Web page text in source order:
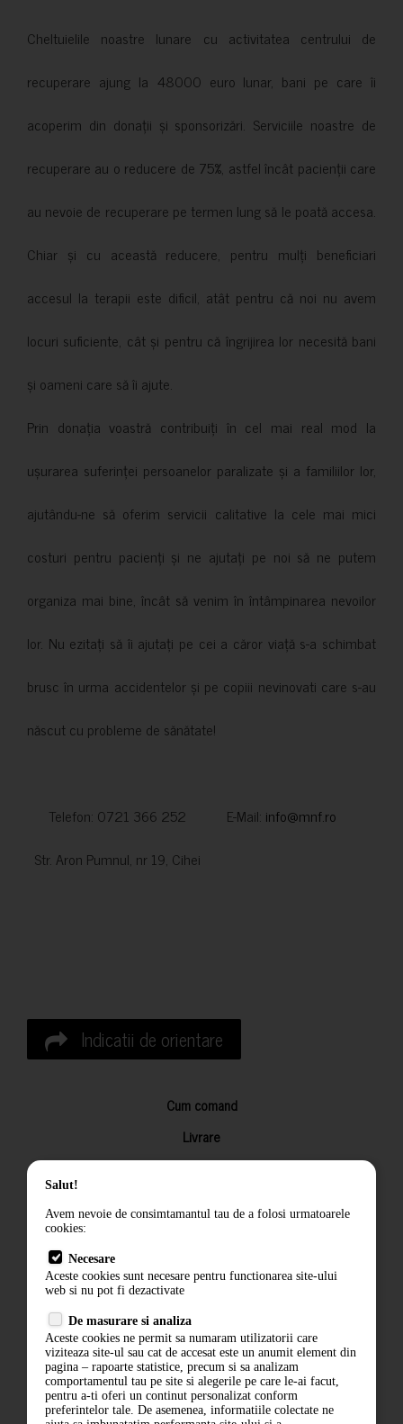
Cheltuielile noastre lunare cu activitatea centrului de
recuperare ajung la 48000 euro lunar, bani pe care îi
acoperim din donații și sponsorizări. Serviciile noastre de
recuperare au o reducere de 75%, astfel încât pacienții care
au nevoie de recuperare pe termen lung să le poată accesa.
Chiar și cu această reducere, pentru mulți beneficiari
accesul la terapii este dificil, atât pentru că noi nu avem
locuri suficiente, cât și pentru că îngrijirea lor necesită bani
și oameni care să îi ajute.
Prin donația voastră contribuiți în cel mai real mod la
ușurarea suferinței persoanelor paralizate și a familiilor lor,
ajutându-ne să oferim servicii calitative la cele mai mici
costuri pentru pacienți și ne ajutați pe noi să ne putem
organiza mai bine, încât să venim în întâmpinarea nevoilor
lor. Nu ezitați să îi ajutați pe cei a căror viață s-a schimbat
brusc în urma accidentelor și pe copiii nevinovati care s-au
născut cu probleme de sănătate!
Telefon: 0721 366 252 E-Mail: info@mnf.ro
Str. Aron Pumnul, nr 19, Cihei
Indicatii de orientare
Cum comand
Livrare
Returnarea produselor
Termeni si conditii
Politica de confidentialitate
ANPC
Salut!
Avem nevoie de consimtamantul tau de a folosi urmatoarele
cookies:
Necesare
Aceste cookies sunt necesare pentru functionarea site-ului
web si nu pot fi dezactivate
De masurare si analiza
Aceste cookies ne permit sa numaram utilizatorii care
viziteaza site-ul sau cat de accesat este un anumit element din
pagina – rapoarte statistice, precum si sa analizam
comportamentul tau pe site si alegerile pe care le-ai facut,
pentru a-ti oferi un continut personalizat conform
preferintelor tale. De asemenea, informatiile colectate ne